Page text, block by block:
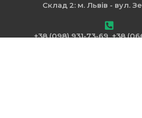
Склад 2: м. Львів - вул.
+38 (098) 931-73-69, +38